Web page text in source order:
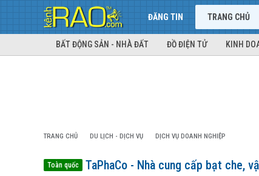
ĐĂNG TIN TRANG CHỦ
BẤT ĐỘNG SẢN - NHÀ ĐẤT ĐỒ ĐIỆN TỬ KINH
TRANG CHỦ DU LỊCH - DỊCH VỤ DỊCH VỤ DOANH NGHIỆP
Toàn quốc TaPhaCo - Nhà cung cấp bạt che,